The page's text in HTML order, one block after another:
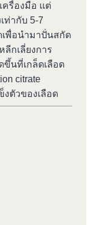
ครื่องมือ แต่
ท่ากับ 5-7
เพื่อนำมาปั่นสกัด
กเลี่ยงการ
ขึ้นที่เกล็ดเลือด
citrate
งตัวของเลือด